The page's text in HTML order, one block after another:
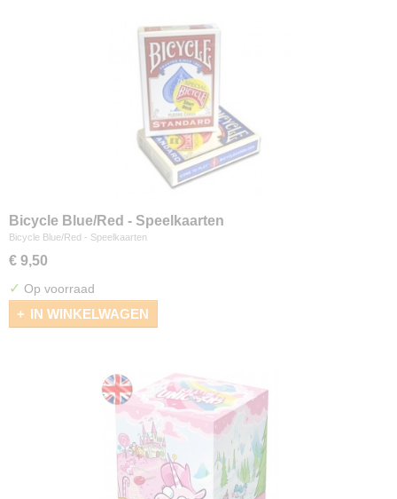
Bicycle Blue/Red - Speelkaarten
Bicycle Blue/Red - Speelkaarten
€ 9,50
✓ Op voorraad
IN WINKELWAGEN